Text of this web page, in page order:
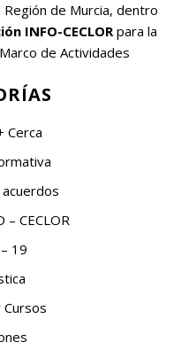
de Murcia, dentro
INFO-CECLOR para la
de Actividades
Cerca
– CECLOR
19
Cursos